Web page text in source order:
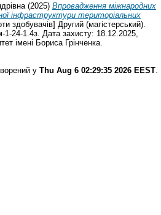
(2025) Впровадження міжнародних
інфраструктури територіальних
здобувачів] Другий (магістерський).
24-1.4з. Дата захисту: 18.12.2025,
імені Бориса Грінченка.
у Thu Aug 6 02:29:35 2026 EEST